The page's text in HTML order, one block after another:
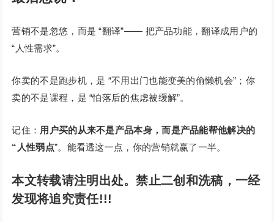
营销不是忽悠，而是 “翻译”—— 把产品功能，翻译成用户的
“人性需求”。
你卖的不是跑步机，是 “不用出门也能变美的偷懒机会”；你
卖的不是课程，是 “怕落后的焦虑被缓解”。
记住： 用户买的从来不是产品本身，而是产品能帮他解决的
“人性弱点”。能看透这一点，你的营销就赢了一半。
本文转载请注明出处。禁止二创和洗稿，一经
发现将追究责任!!!